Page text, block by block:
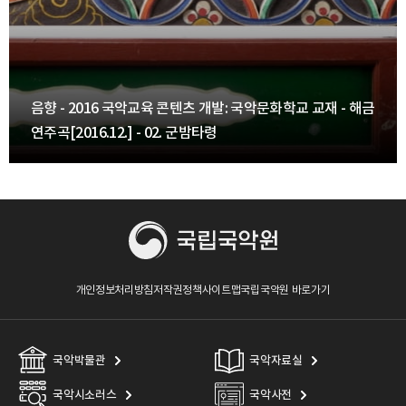
국악교육 콘텐츠 개발: 국악문화학교 교재 - 해금
- 02. 군밤타령
음향 -
연주곡
개인정보처리방침저작권정책사이트맵국립국악원 바로가기
국악박물관 국악자료실
국악시소러스 국악사전